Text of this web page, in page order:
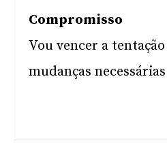
Compromisso
Vou vencer a
mudanças